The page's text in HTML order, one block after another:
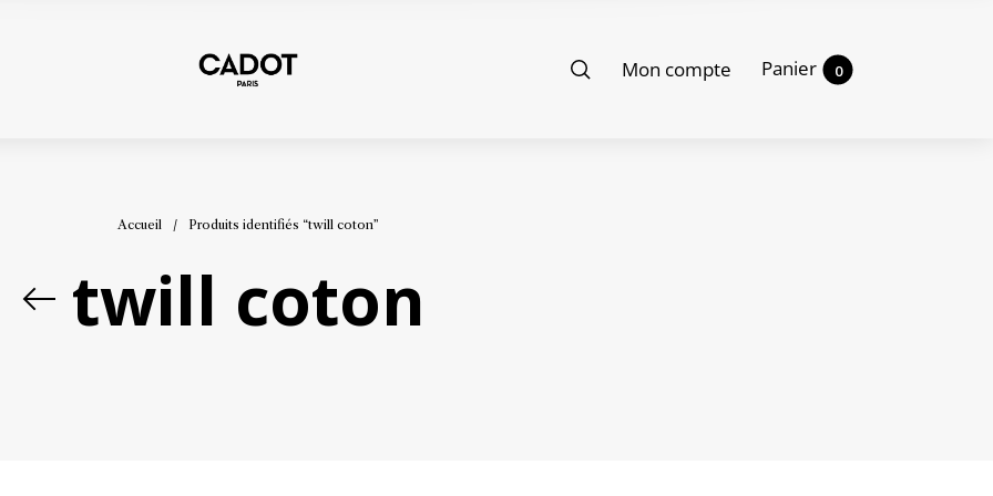
Mon compte Panier 0
Accueil / Produits identifiés “twill coton”
twill coton